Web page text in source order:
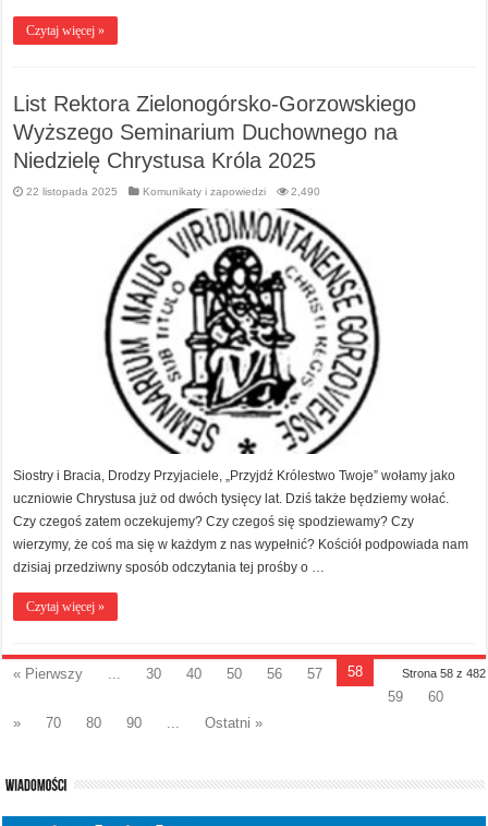
Czytaj więcej »
List Rektora Zielonogórsko-Gorzowskiego
Wyższego Seminarium Duchownego na
Niedzielę Chrystusa Króla 2025
22 listopada 2025 Komunikaty i zapowiedzi 2,490
Siostry i Bracia, Drodzy Przyjaciele, „Przyjdź Królestwo Twoje” wołamy jako
uczniowie Chrystusa już od dwóch tysięcy lat. Dziś także będziemy wołać.
Czy czegoś zatem oczekujemy? Czy czegoś się spodziewamy? Czy
wierzymy, że coś ma się w każdym z nas wypełnić? Kościół podpowiada nam
dzisiaj przedziwny sposób odczytania tej prośby o …
Czytaj więcej »
Strona 58 z 482
« Pierwszy ... 30 40 50 56 57
58
59
60
»
70 80 90 ... Ostatni »